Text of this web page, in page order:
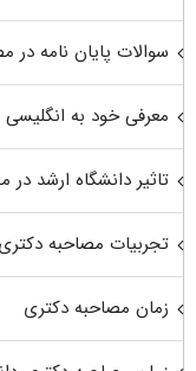
سوالات پایان نامه در
معرفی خود به
تاثیر دانشگاه ارشد
تجربیات مصاحبه دکتری
زمان مصاحبه دکتری